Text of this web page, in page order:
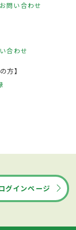
お問い合わせ
合わせ
方】
グインページ